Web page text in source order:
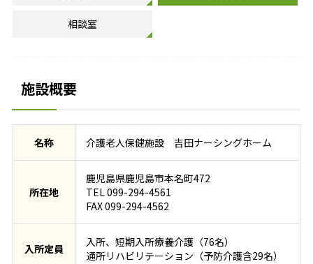
相談室
施設概要
名称 介護老人保健施設 吉田ナーシングホーム
所在地
鹿児島県鹿児島市本名町472
TEL 099-294-4561
FAX 099-294-4562
入所定員
入所、短期入所療養介護（76名）
通所リハビリテーション（予防介護含29名）